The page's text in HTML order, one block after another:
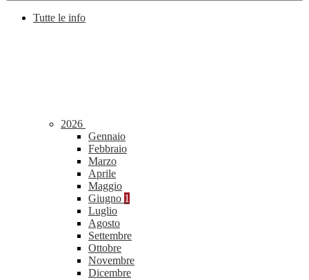
Tutte le info
2026
Gennaio
Febbraio
Marzo
Aprile
Maggio
Giugno 1
Luglio
Agosto
Settembre
Ottobre
Novembre
Dicembre